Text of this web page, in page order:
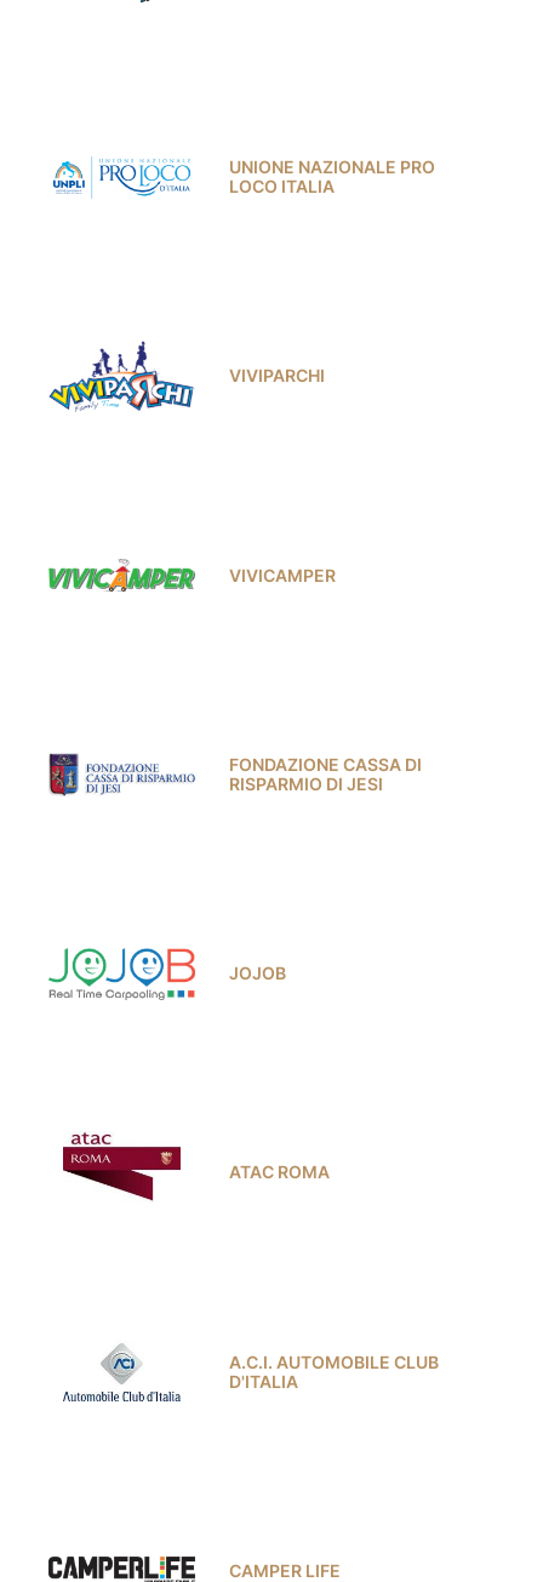
UNIONE NAZIONALE PRO
LOCO ITALIA
VIVIPARCHI
VIVICAMPER
FONDAZIONE CASSA DI
RISPARMIO DI JESI
JOJOB
ATAC ROMA
A.C.I. AUTOMOBILE CLUB
D'ITALIA
CAMPER LIFE